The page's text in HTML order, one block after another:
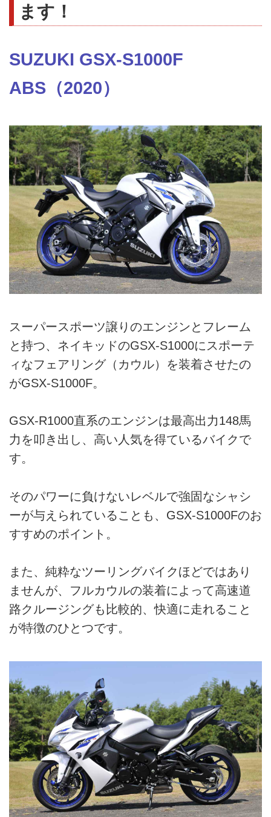
ます！
SUZUKI GSX-S1000F
ABS（2020）
スーパースポーツ譲りのエンジンとフレーム
と持つ、ネイキッドのGSX-S1000にスポーテ
ィなフェアリング（カウル）を装着させたの
がGSX-S1000F。
GSX-R1000直系のエンジンは最高出力148馬
力を叩き出し、高い人気を得ているバイクで
す。
そのパワーに負けないレベルで強固なシャシ
ーが与えられていることも、GSX-S1000Fのお
すすめのポイント。
また、純粋なツーリングバイクほどではあり
ませんが、フルカウルの装着によって高速道
路クルージングも比較的、快適に走れること
が特徴のひとつです。